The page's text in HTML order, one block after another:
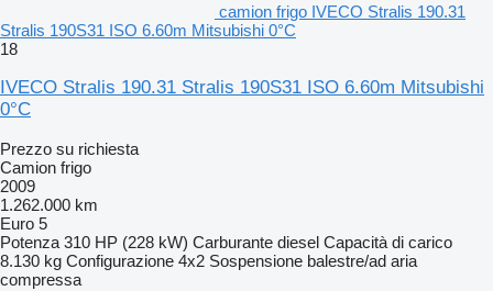
camion frigo IVECO Stralis 190.31
Stralis 190S31 ISO 6.60m Mitsubishi 0°C
18
IVECO Stralis 190.31 Stralis 190S31 ISO 6.60m Mitsubishi
0°C
Prezzo su richiesta
Camion frigo
2009
1.262.000 km
Euro 5
Potenza 310 HP (228 kW) Carburante diesel Capacità di carico
8.130 kg Configurazione 4x2 Sospensione balestre/ad aria
compressa